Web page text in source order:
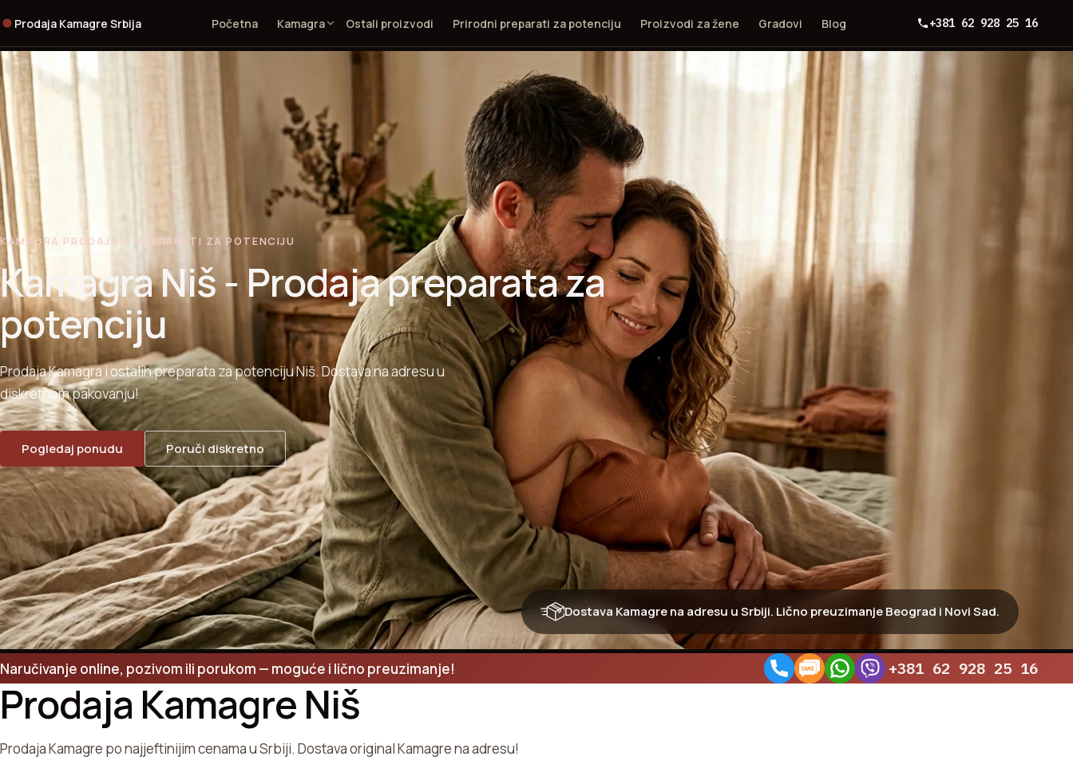
Prodaja Kamagre Srbija Početna Kamagra Ostali proizvodi Prirodni preparati za potenciju Proizvodi za žene Gradovi Blog +381 62 928 25 16
KAMAGRA PRODAJA — PREPARATI ZA POTENCIJU
Kamagra Niš - Prodaja preparata za
potenciju
Prodaja Kamagra i ostalih preparata za potenciju Niš. Dostava na adresu u
diskretnom pakovanju!
Pogledaj ponudu Poruči diskretno
Dostava Kamagre na adresu u Srbiji. Lično preuzimanje Beograd i Novi Sad.
Naručivanje online, pozivom ili porukom — moguće i lično preuzimanje! +381 62 928 25 16
Prodaja Kamagre Niš
Prodaja Kamagre po najjeftinijim cenama u Srbiji. Dostava original Kamagre na adresu!